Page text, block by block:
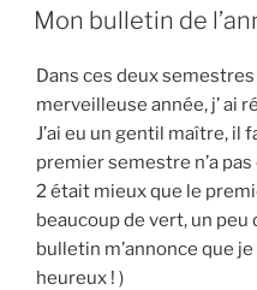
LE
Mon bulletin de
Dans ces deux
merveilleuse année, j’ ai
J’ai eu un gentil maître, il
premier semestre n’a
2 était mieux que le
beaucoup de vert, un peu
bulletin m’annonce que
heureux ! )